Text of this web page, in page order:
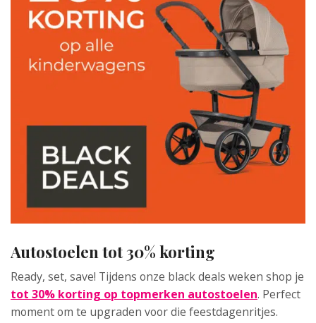
Autostoelen tot 30% korting
Ready, set, save! Tijdens onze black deals weken shop je
tot 30% korting op topmerken autostoelen. Perfect
moment om te upgraden voor die feestdagenritjes.